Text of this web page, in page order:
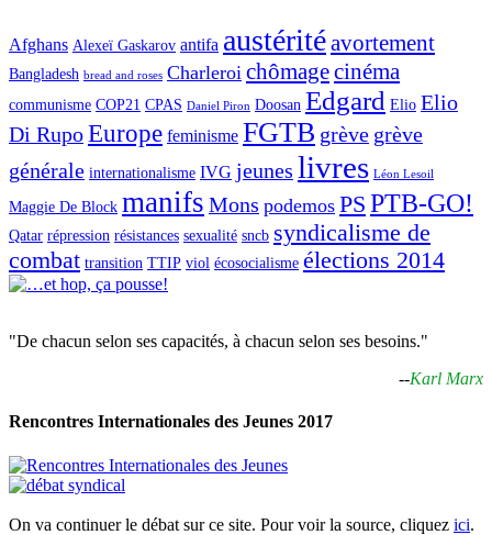
Afghans Alexeï Gaskarov antifa austéritéavortement
Bangladesh bread and roses Charleroi chômagecinéma
communisme COP21 CPAS Daniel Piron Doosan Edgard Elio Elio
Di RupoEurope feminisme FGTB grève grève
générale internationalisme IVG jeunes livres Léon Lesoil
Maggie De Block manifs Mons podemos PS PTB-GO!
Qatar répression résistances sexualité sncb syndicalisme de
combat transition TTIP viol écosocialisme élections 2014
"De chacun selon ses capacités, à chacun selon ses besoins."
--Karl Marx
Rencontres Internationales des Jeunes 2017
On va continuer le débat sur ce site. Pour voir la source, cliquez ici.